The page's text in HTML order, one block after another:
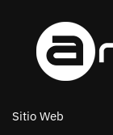
Sitio Web